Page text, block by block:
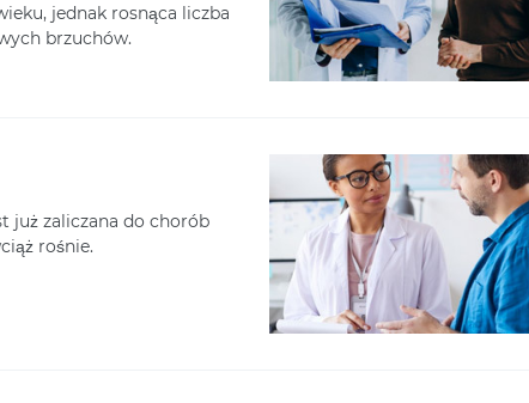
jednak rosnąca liczba
brzuchów.
już zaliczana do chorób
rośnie.